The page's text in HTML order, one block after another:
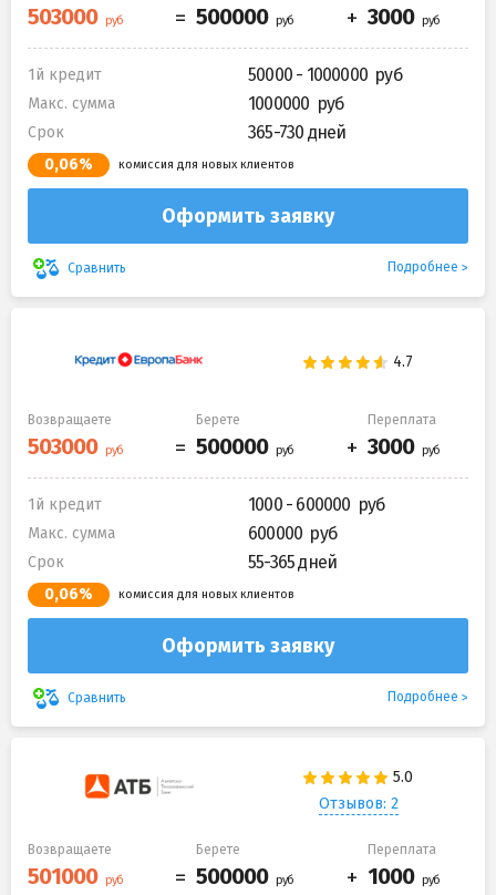
1й кредит 50000 - 1000000
Макс. сумма 1000000
Срок 365-730 дней
0,06% комиссия для новых клиентов
Оформить заявку
Сравнить Подробнее
Возвращаете Берете Переплата
1й кредит 1000 - 600000
Макс. сумма 600000
Срок 55-365 дней
0,06% комиссия для новых клиентов
Оформить заявку
Сравнить Подробнее
Отзывов: 2
Возвращаете Берете Переплата